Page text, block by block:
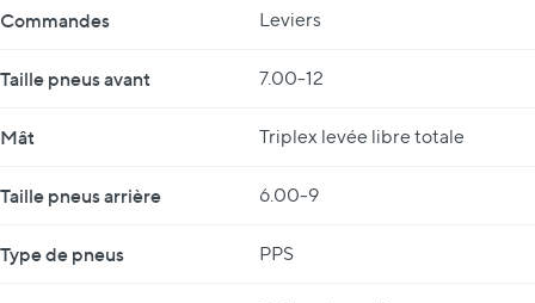
Commandes Leviers
Taille pneus avant 7.00-12
Mât Triplex levée libre totale
Taille pneus arrière 6.00-9
Type de pneus PPS